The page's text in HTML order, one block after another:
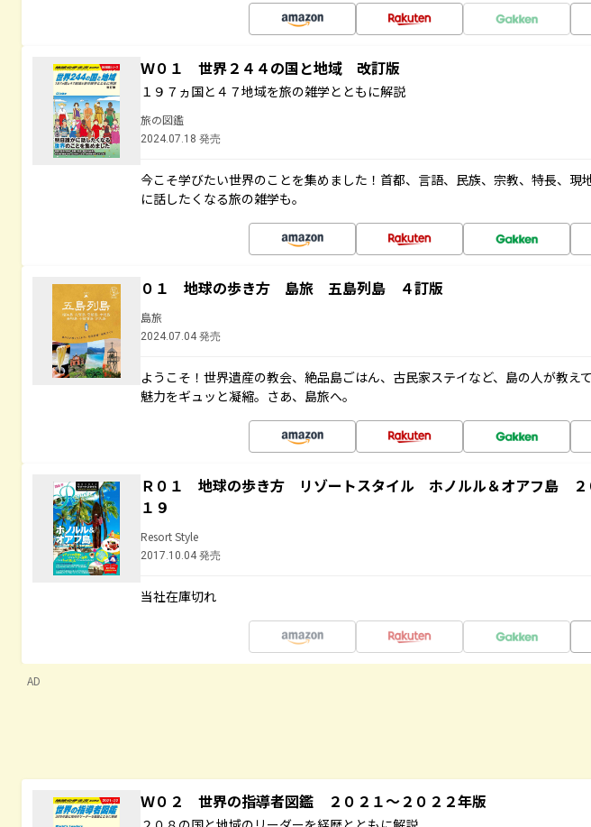
Ｗ０１ 世界２４４の国と地域 改訂版
１９７ヵ国と４７地域を旅の雑学とともに解説
旅の図鑑
2024.07.18 発売
今こそ学びたい世界のことを集めました！首都、言語、民族、宗教、特長、現
に話したくなる旅の雑学も。
０１ 地球の歩き方 島旅 五島列島 ４訂版
島旅
2024.07.04 発売
ようこそ！世界遺産の教会、絶品島ごはん、古民家ステイなど、島の人が教え
魅力をギュッと凝縮。さあ、島旅へ。
Ｒ０１ 地球の歩き方 リゾートスタイル ホノルル＆オアフ島 ２
１９
Resort Style
2017.10.04 発売
当社在庫切れ
AD
Ｗ０２ 世界の指導者図鑑 ２０２１～２０２２年版